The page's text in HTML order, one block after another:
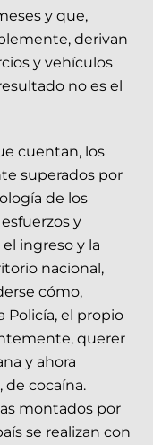
y que,
derivan
y vehículos
no es el
cuentan, los
superados por
de los
y
ingreso y la
nacional,
cómo,
Policía, el propio
querer
y ahora
cocaína.
montados por
se realizan con